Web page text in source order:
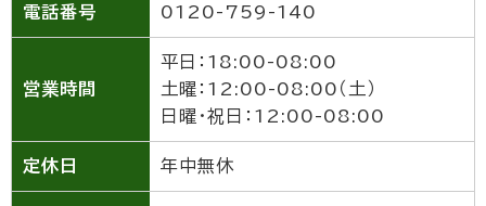
電話番号 0120-759-140
営業時間
平日：18:00-08:00
土曜：12:00-08:00（土）
日曜・祝日：12:00-08:00
定休日 年中無休